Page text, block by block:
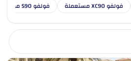
فولفو XC90 مستعملة فولفو S90 مستعملة